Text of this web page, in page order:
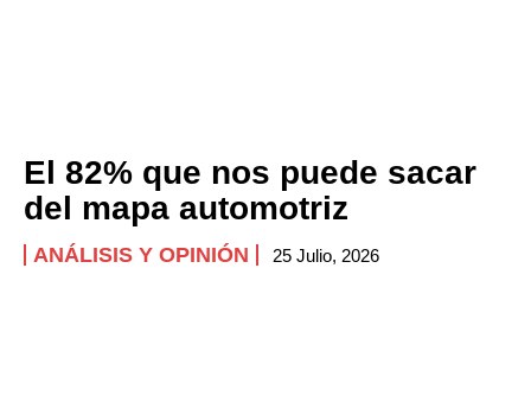
El 82% que nos puede sacar
del mapa automotriz
ANÁLISIS Y OPINIÓN 25 Julio, 2026